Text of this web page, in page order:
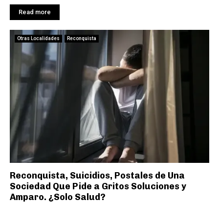
Read more
Otras Localidades Reconquista
Reconquista, Suicidios, Postales de Una
Sociedad Que Pide a Gritos Soluciones y
Amparo. ¿Solo Salud?